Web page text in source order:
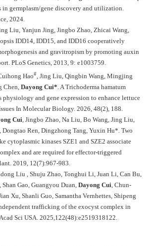
in germplasm/gene discovery and utilization.
2024.
Liu, Yanjun Jing, Jingbo Zhao, Zhicai Wang,
IDD14, IDD15, and IDD16 cooperatively
and gravitropism by promoting auxin
PLoS Genetics, 2013, 9: e1003759.
Hao#, Jing Liu, Qingbin Wang, Mingjing
Chen, Dayong Cui*.ATrichoderma hamatum
and gene expression to enhance lettuce
In Molecular Biology. 2026, 48(2), 188.
Cui, Jingbo Zhao, Na Liu, Bo Wang, Jing Liu,
Ren, Dingzhong Tang, Yuxin Hu*. Two
cytoplasmic kinases SZE1 and SZE2 associate
and are required for effector-triggered
2019, 12(7):967-983.
Liu , Shuju Zhao, Tonghui Li, Juan Li, Can Bu,
Gao, Guangyou Duan, Dayong Cui, Chun-
Xu, Shanli Guo, Samantha Vernhettes, Shipeng
trafficking of the exocyst complex in
Sci USA. 2025,122(48):e2519318122.